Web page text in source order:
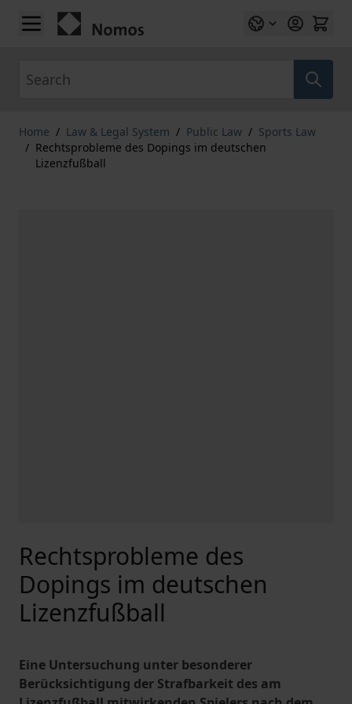
Skip to Content
Home / Law & Legal System / Public Law / Sports Law
/ Rechtsprobleme des Dopings im deutschen
Lizenzfußball
Rechtsprobleme des
Dopings im deutschen
Lizenzfußball
Eine Untersuchung unter besonderer
Berücksichtigung der Strafbarkeit des am